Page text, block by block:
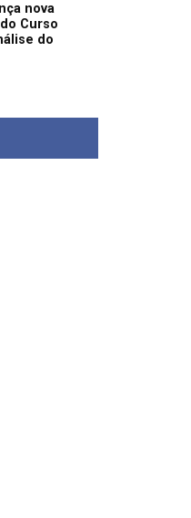
nova
Curso
do